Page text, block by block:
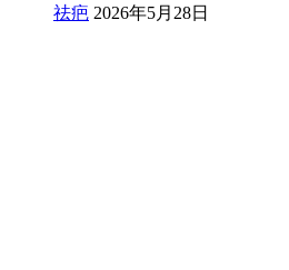
祛疤 2026年5月28日